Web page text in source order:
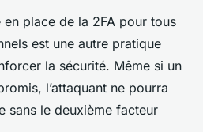
en place de la 2FA pour tous
est une autre pratique
la sécurité. Même si un
l’attaquant ne pourra
sans le deuxième facteur